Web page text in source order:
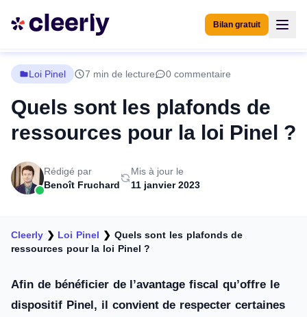
Bilan gratuit
Loi Pinel 7 min de lecture 0 commentaire
Quels sont les plafonds de
ressources pour la loi Pinel ?
Rédigé par
Benoît Fruchard
Mis à jour le
11 janvier 2023
Cleerly ❯ Loi Pinel ❯ Quels sont les plafonds de
ressources pour la loi Pinel ?
Afin de bénéficier de l’avantage fiscal qu’offre le
dispositif Pinel, il convient de respecter certaines